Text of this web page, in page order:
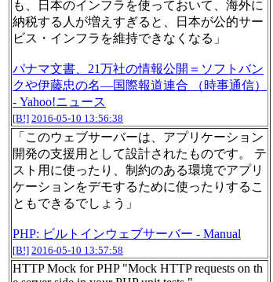
も、日本のインフラを使っておいて、海外に
納税する人が増えすぎると、日本が公的サー
ビス・インフラを維持できなくなる」
パナマ文書、21万社の情報公開＝ソフトバン
クや伊藤忠の名―国際報道連合 （時事通信）
- Yahoo!ニュース
[B!] 2016-05-10 13:56:38
「このウェブサーバーは、アプリケーション
開発の支援用として設計されたものです。 テ
スト用に使ったり、制約のある環境でアプリ
ケーションをデモするために使ったりするこ
ともできるでしょう」
PHP: ビルトインウェブサーバー - Manual
[B!] 2016-05-10 13:57:58
HTTP Mock for PHP "Mock HTTP requests on th